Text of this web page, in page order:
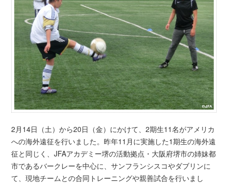
2月14日（土）から20日（金）にかけて、2期生11名がアメリカ
への海外遠征を行いました。昨年11月に実施した1期生の海外遠
征と同じく、JFAアカデミー堺の活動拠点・大阪府堺市の姉妹都
市であるバークレーを中心に、サンフランシスコやダブリンに
て、現地チームとの合同トレーニングや親善試合を行いまし